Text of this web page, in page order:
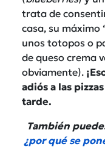
trata de
casa, su máximo
unos totopos o
de queso crema
obviamente).
adiós a las
tarde.
También
¿por qué se